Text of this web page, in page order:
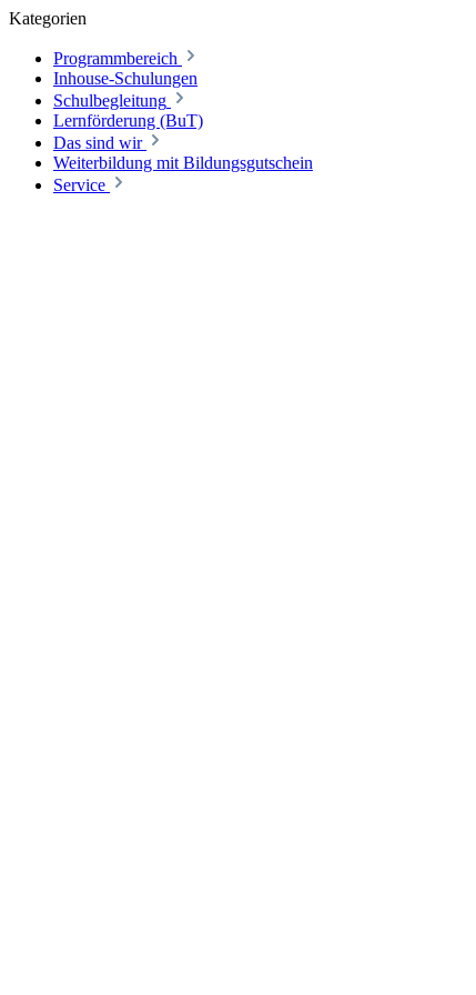
Kategorien
Programmbereich
Inhouse-Schulungen
Schulbegleitung
Lernförderung (BuT)
Das sind wir
Weiterbildung mit Bildungsgutschein
Service